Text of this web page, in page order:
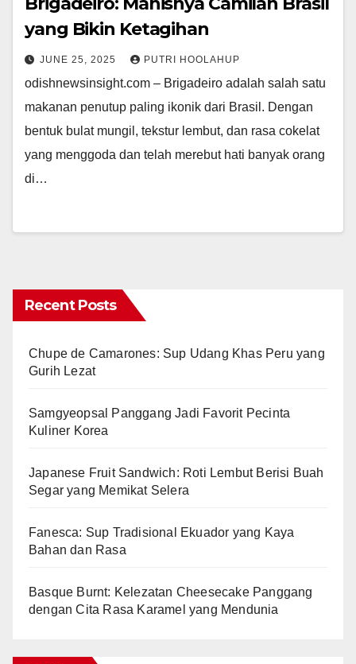
yang Bikin Ketagihan
JUNE 25, 2025 PUTRI HOOLAHUP
odishnewsinsight.com – Brigadeiro adalah salah satu
makanan penutup paling ikonik dari Brasil. Dengan
bentuk bulat mungil, tekstur lembut, dan rasa cokelat
yang menggoda dan telah merebut hati banyak orang
di…
Recent Posts
Chupe de Camarones: Sup Udang Khas Peru yang
Gurih Lezat
Samgyeopsal Panggang Jadi Favorit Pecinta
Kuliner Korea
Japanese Fruit Sandwich: Roti Lembut Berisi Buah
Segar yang Memikat Selera
Fanesca: Sup Tradisional Ekuador yang Kaya
Bahan dan Rasa
Basque Burnt: Kelezatan Cheesecake Panggang
dengan Cita Rasa Karamel yang Mendunia